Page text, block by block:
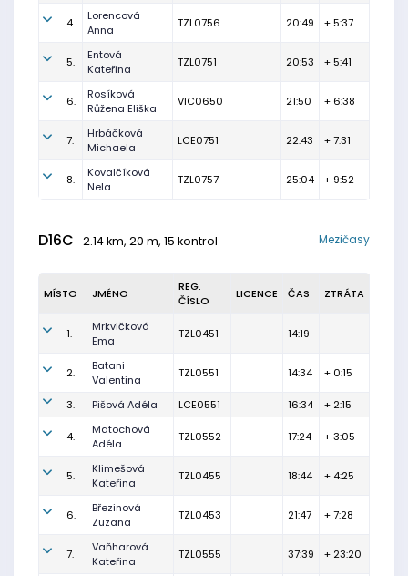
4.
Lorencová
Anna
TZL0756 20:49 + 5:37
5.
Entová
Kateřina
TZL0751 20:53 + 5:41
6.
Rosíková
Růžena Eliška
VIC0650 21:50 + 6:38
7.
Hrbáčková
Michaela
LCE0751 22:43 + 7:31
8.
Kovalčíková
Nela
TZL0757 25:04 + 9:52
D16C 2.14 km, 20 m, 15 kontrol Mezičasy
MÍSTO JMÉNO
REG.
ČÍSLO
LICENCE ČAS ZTRÁTA
1.
Mrkvičková
Ema
TZL0451 14:19
2.
Batani
Valentina
TZL0551 14:34 + 0:15
3. Pišová Adéla LCE0551 16:34 + 2:15
4.
Matochová
Adéla
TZL0552 17:24 + 3:05
5.
Klimešová
Kateřina
TZL0455 18:44 + 4:25
6.
Březinová
Zuzana
TZL0453 21:47 + 7:28
7.
Vaňharová
Kateřina
TZL0555 37:39 + 23:20